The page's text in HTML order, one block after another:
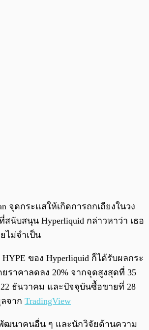
จุดกระแสให้เกิดการถกเถียงในวง
นับสนุน Hyperliquid กล่าวหาว่า เธอ
ไม่จำเป็น
ของ Hyperliquid ก็ได้รับผลกระ
ราคาลดลง 20% จากจุดสูงสุดที่ 35
ธันวาคม และปัจจุบันซื้อขายที่ 28
จาก TradingView
ฒนาคนอื่น ๆ และนักวิจัยด้านความ